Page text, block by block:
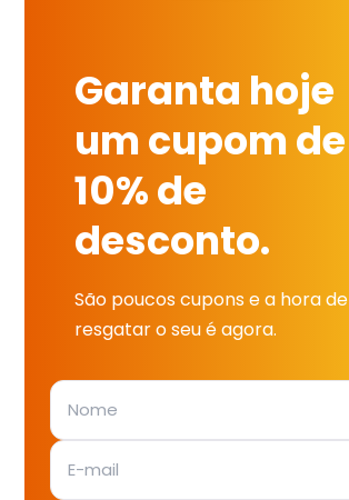
Garanta hoje
um cupom de
10% de
desconto.
São poucos cupons e a hora de
resgatar o seu é agora.